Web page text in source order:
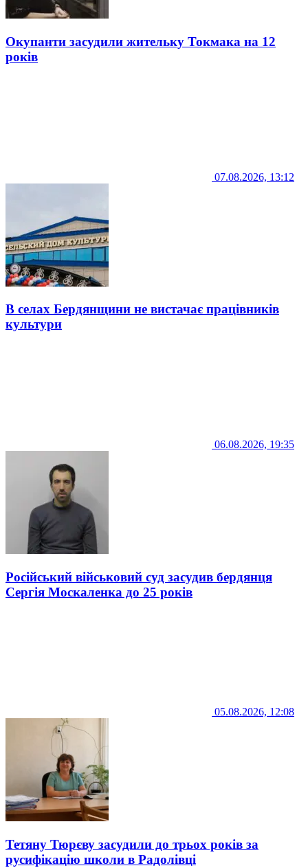
Окупанти засудили жительку Токмака на 12
років
07.08.2026, 13:12
В селах Бердянщини не вистачає працівників
культури
06.08.2026, 19:35
Російський військовий суд засудив бердянця
Сергія Москаленка до 25 років
05.08.2026, 12:08
Тетяну Тюрєву засудили до трьох років за
русифікацію школи в Радолівці